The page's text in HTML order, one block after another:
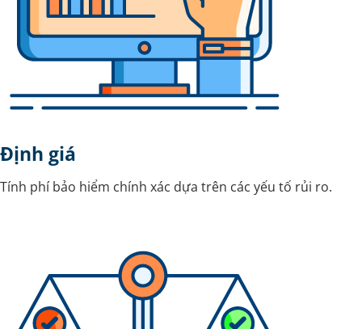
Định giá
Tính phí bảo hiểm chính xác dựa trên các yếu tố rủi ro.